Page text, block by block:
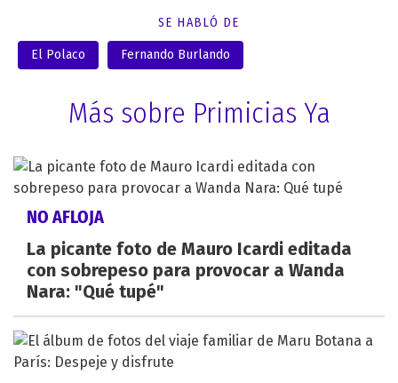
SE HABLÓ DE
El Polaco Fernando Burlando
Más sobre Primicias Ya
NO AFLOJA
La picante foto de Mauro Icardi editada
con sobrepeso para provocar a Wanda
Nara: "Qué tupé"